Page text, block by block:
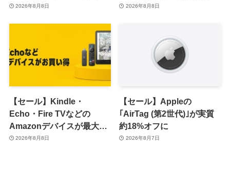
真集など1,000冊以上が
2026年8月8日
70％オフや全巻50％オフな
2026年8月8日
【セール】Kindle・
Echo・Fire TVなどの
Amazonデバイスが最大
31%オフに
2026年8月8日
【セール】Appleの
｢AirTag (第2世代)｣が実質
約18%オフに
2026年8月7日